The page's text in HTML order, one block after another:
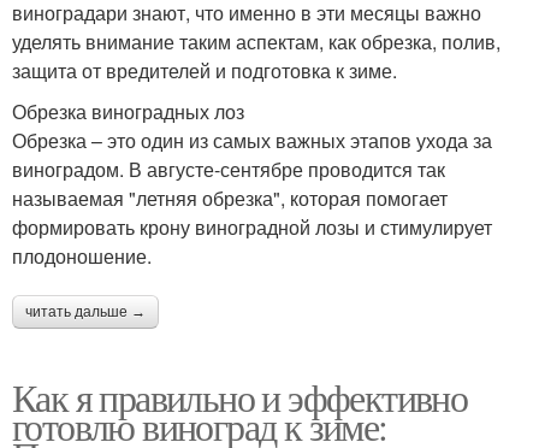
виноградари знают, что именно в эти месяцы важно
уделять внимание таким аспектам, как обрезка, полив,
защита от вредителей и подготовка к зиме.
Обрезка виноградных лоз
Обрезка – это один из самых важных этапов ухода за
виноградом. В августе-сентябре проводится так
называемая "летняя обрезка", которая помогает
формировать крону виноградной лозы и стимулирует
плодоношение.
читать дальше →
Как я правильно и эффективно
готовлю виноград к зиме: